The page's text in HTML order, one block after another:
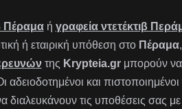
Πέραμαή γραφεία ντετέκτιβ
ή εταιρική υπόθεση στο Πέραμα
της Krypteia.grμπορούν να
αδειοδοτημένοι και πιστοποιημένοι
διαλευκάνουν τις υποθέσεις σας